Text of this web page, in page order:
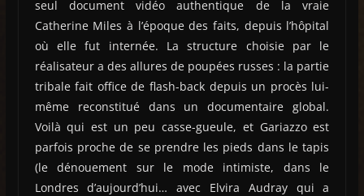
seul document vidéo authentique de la vraie
Catherine Miles à l’époque des faits, depuis l’hôpital
où elle fut internée. La structure choisie par le
réalisateur a des allures de poupées russes : la partie
tribale fait office de flash-back depuis un procès lui-
même reconstitué dans un documentaire global.
Voilà qui est un peu casse-gueule, et Gariazzo est
parfois proche de se prendre les pieds dans le tapis
(le dénouement sur le mode intimiste, dans le
Londres d’aujourd’hui… avec Elvira Audray qui a